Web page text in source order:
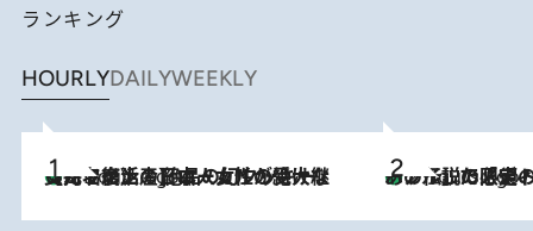
ランキング
HOURLYDAILYWEEKLY
2 Hours Ago
【ハワイ土産】ローカルの絶大な支持で復活！ 絶品の幻クッキー《元ファンの日本人女性が受け継いだ名店》 2 Hours Ago
あの伝説の限定トートも！ リニューアルした「ディーン